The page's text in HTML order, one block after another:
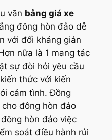
vãn bảng giá xe
đông hòn đảo dễ
với đối kháng giản
nữa là 1 mang tác
sự đòi hỏi yêu cầu
thức với kiến
cảm tình. Đồng
đông hòn đảo
hòn đảo việc
soát điều hành rủi